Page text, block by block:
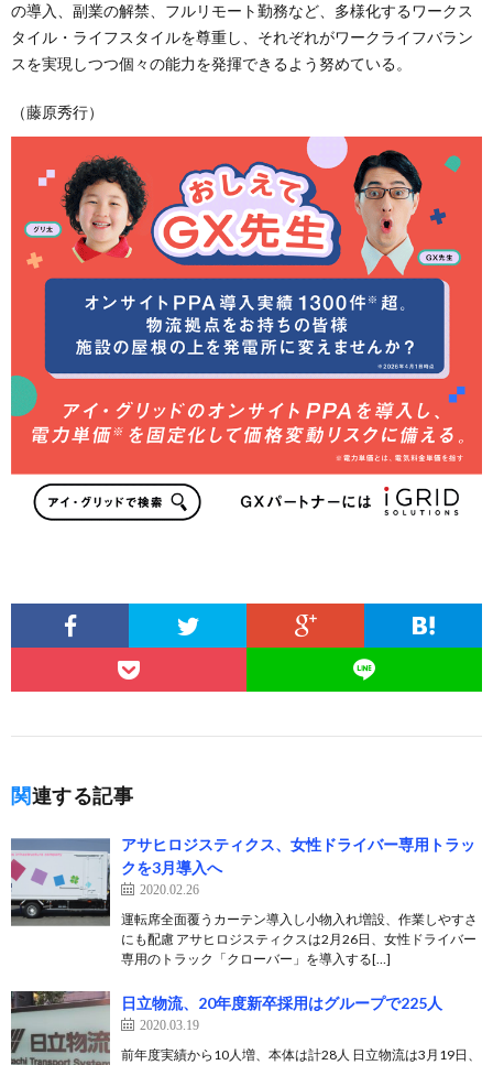
の導入、副業の解禁、フルリモート勤務など、多様化するワークス
タイル・ライフスタイルを尊重し、それぞれがワークライフバラン
スを実現しつつ個々の能力を発揮できるよう努めている。
（藤原秀行）
関連する記事
アサヒロジスティクス、女性ドライバー専用トラッ
クを3月導入へ
2020.02.26
運転席全面覆うカーテン導入し小物入れ増設、作業しやすさ
にも配慮 アサヒロジスティクスは2月26日、女性ドライバー
専用のトラック「クローバー」を導入する[…]
日立物流、20年度新卒採用はグループで225人
2020.03.19
前年度実績から10人増、本体は計28人 日立物流は3月19日、